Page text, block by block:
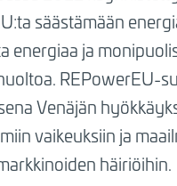
säästämään
energiaa ja
REPowerEU-
Venäjän
vaikeuksiin ja
häiriöihin.